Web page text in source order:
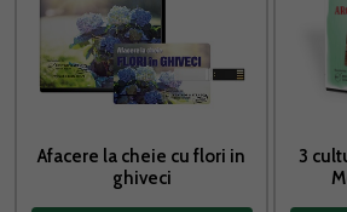
Afacere la cheie cu flori in
ghiveci
3